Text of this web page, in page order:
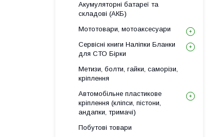
Акумуляторні батареї та
складові (АКБ)
Мототовари, мотоаксесуари
Сервісні книги Наліпки Бланки
для СТО Бірки
Метизи, болти, гайки, саморізи,
кріплення
Автомобільне пластикове
кріплення (кліпси, пістони,
андапки, тримачі)
Побутові товари